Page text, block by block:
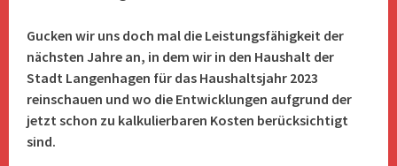
Gucken wir uns doch mal die Leistungsfähigkeit der
nächsten Jahre an, in dem wir in den Haushalt der
Stadt Langenhagen für das Haushaltsjahr 2023
reinschauen und wo die Entwicklungen aufgrund der
jetzt schon zu kalkulierbaren Kosten berücksichtigt
sind.